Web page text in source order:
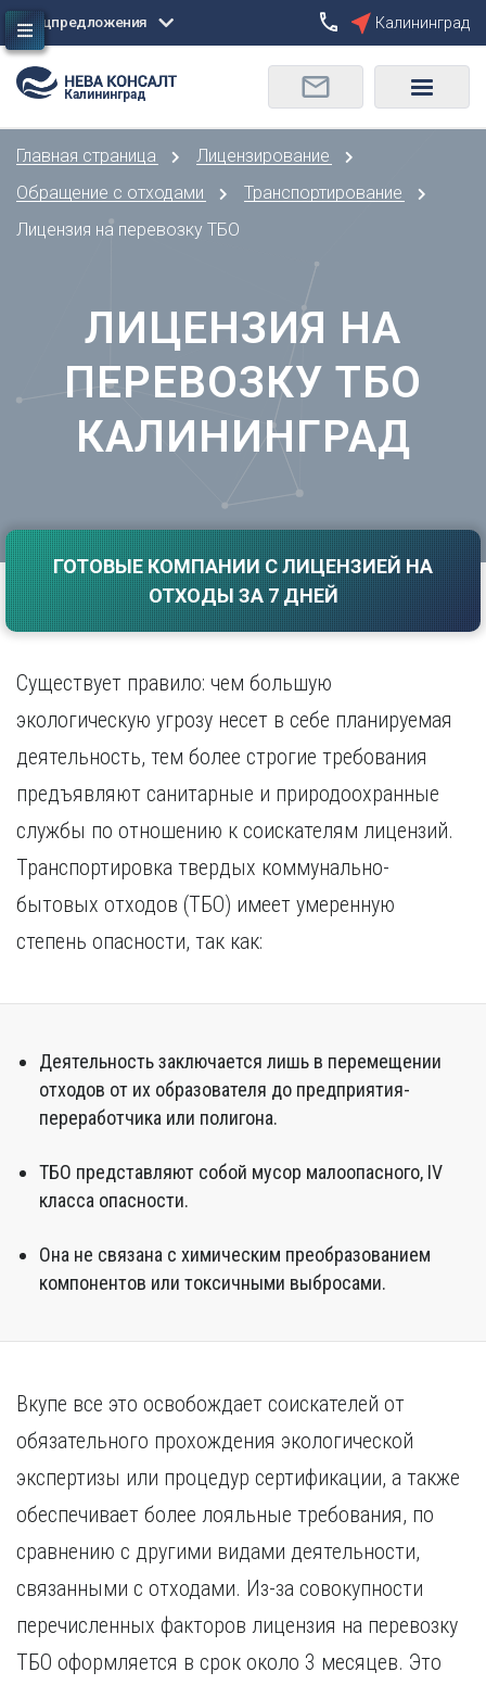
Сбросить
Москва
Санкт-Петербург
Астрахань
Барнаул
Белгород
Брянск
В
Владивосток
Владикавказ
Воронеж
Е
Екатеринбург
Иваново
Иркутск
К
Казань
Калининград
Кемерово
Киров
Курск
М
Махачкала
Мурманск
О
Орел
Оренбург
Пенза
Р
Рязань
С
Самара
Севастополь
Симферополь
Смоленск
Сочи
Ставрополь
Т
Тамбов
Тверь
Тольятти
Томск
Тула
Тюмень
У
Улан-Удэ
Х
Ч
Чебоксары
Чита
Ярославль
Спецпредложения Калининград
Калининград
Главная страница
Лицензирование
Обращение с отходами
Транспортирование
Лицензия на перевозку ТБО
ЛИЦЕНЗИЯ НА
ПЕРЕВОЗКУ ТБО
КАЛИНИНГРАД
ГОТОВЫЕ КОМПАНИИ С ЛИЦЕНЗИЕЙ НА
ОТХОДЫ ЗА 7 ДНЕЙ
Существует правило: чем большую
экологическую угрозу несет в себе планируемая
деятельность, тем более строгие требования
предъявляют санитарные и природоохранные
службы по отношению к соискателям лицензий.
Транспортировка твердых коммунально-
бытовых отходов (ТБО) имеет умеренную
степень опасности, так как:
Деятельность заключается лишь в перемещении
отходов от их образователя до предприятия-
переработчика или полигона.
ТБО представляют собой мусор малоопасного, IV
класса опасности.
Она не связана с химическим преобразованием
компонентов или токсичными выбросами.
Вкупе все это освобождает соискателей от
обязательного прохождения экологической
экспертизы или процедур сертификации, а также
обеспечивает более лояльные требования, по
сравнению с другими видами деятельности,
связанными с отходами. Из-за совокупности
перечисленных факторов лицензия на перевозку
ТБО оформляется в срок около 3 месяцев. Это